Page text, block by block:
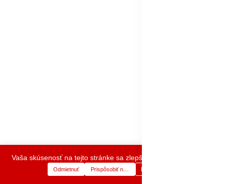
Kategórie 0
Košík Zoznam prianí
Vaša skúsenosť na tejto stránke sa zlepší povolením cookies.
Odmietnuť Prispôsobiť nastaveniaPrijať cookies